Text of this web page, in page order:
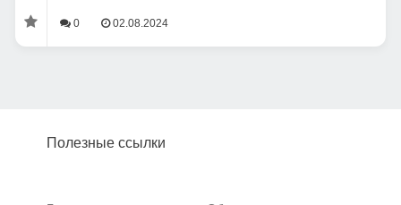
0 02.08.2024
Полезные ссылки